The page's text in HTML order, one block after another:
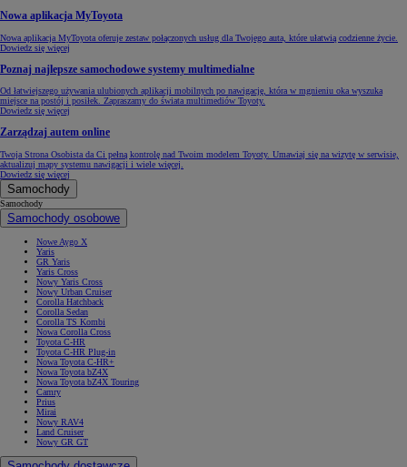
Nowa aplikacja MyToyota
Nowa aplikacja MyToyota oferuje zestaw połączonych usług dla Twojego auta, które ułatwią codzienne życie.
Dowiedz się więcej
Poznaj najlepsze samochodowe systemy multimedialne
Od łatwiejszego używania ulubionych aplikacji mobilnych po nawigację, która w mgnieniu oka wyszuka
miejsce na postój i posiłek. Zapraszamy do świata multimediów Toyoty.
Dowiedz się więcej
Zarządzaj autem online
Twoja Strona Osobista da Ci pełną kontrolę nad Twoim modelem Toyoty. Umawiaj się na wizytę w serwisie,
aktualizuj mapy systemu nawigacji i wiele więcej.
Dowiedz się więcej
Samochody
Samochody
Samochody osobowe
Nowe Aygo X
Yaris
GR Yaris
Yaris Cross
Nowy Yaris Cross
Nowy Urban Cruiser
Corolla Hatchback
Corolla Sedan
Corolla TS Kombi
Nowa Corolla Cross
Toyota C-HR
Toyota C-HR Plug-in
Nowa Toyota C-HR+
Nowa Toyota bZ4X
Nowa Toyota bZ4X Touring
Camry
Prius
Mirai
Nowy RAV4
Land Cruiser
Nowy GR GT